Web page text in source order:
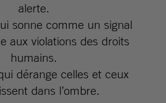
alerte.
sonne comme un signal
aux violations des droits
humains.
dérange celles et ceux
dans l’ombre.